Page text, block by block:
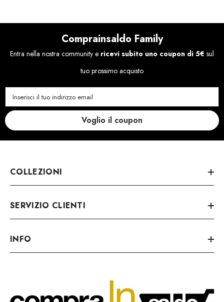
Comprainsaldo Family
Entra nella nostra community e ricevi subito uno coupon di 5€ sul
tuo prossimo acquisto
Inserisci il tuo indirizzo email
Voglio il coupon
COLLEZIONI
SERVIZIO CLIENTI
INFO